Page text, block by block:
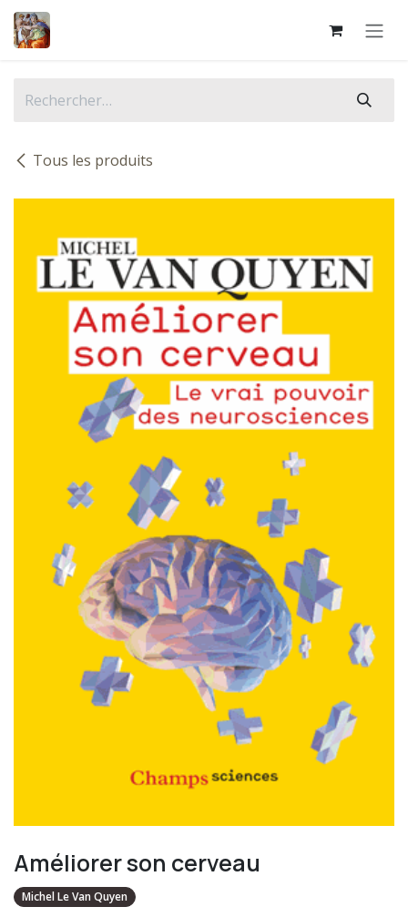
Se rendre au contenu
Tous les produits
Améliorer son cerveau
Michel Le Van Quyen